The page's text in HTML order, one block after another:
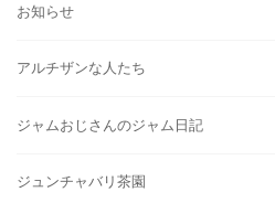
お知らせ
アルチザンな人たち
ジャムおじさんのジャム日記
ジュンチャバリ茶園